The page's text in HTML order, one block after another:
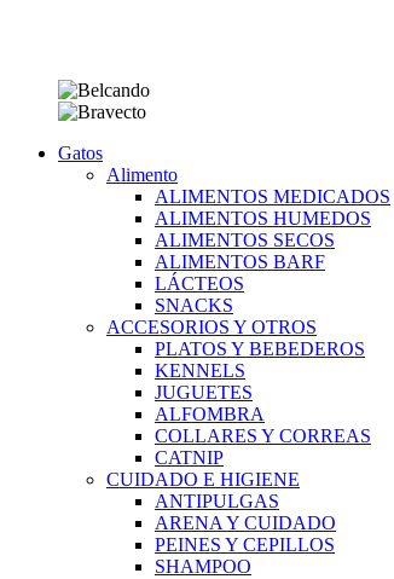
Gatos
Alimento
ALIMENTOS MEDICADOS
ALIMENTOS HUMEDOS
ALIMENTOS SECOS
ALIMENTOS BARF
LÁCTEOS
SNACKS
ACCESORIOS Y OTROS
PLATOS Y BEBEDEROS
KENNELS
JUGUETES
ALFOMBRA
COLLARES Y CORREAS
CATNIP
CUIDADO E HIGIENE
ANTIPULGAS
ARENA Y CUIDADO
PEINES Y CEPILLOS
SHAMPOO